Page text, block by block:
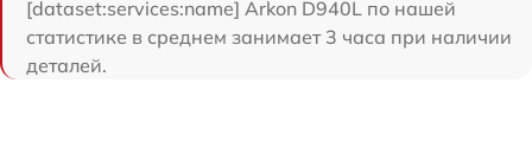
[dataset:services:name] Arkon D940L по нашей
статистике в среднем занимает 3 часа при наличии
деталей.